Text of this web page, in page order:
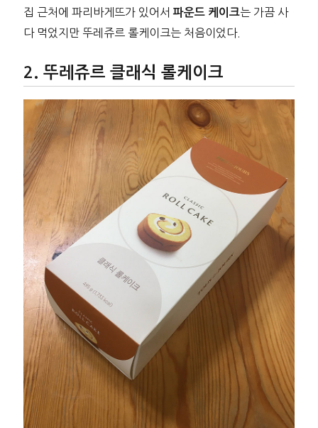
집 근처에 파리바게뜨가 있어서파운드 케이크는 가끔 사
다 먹었지만 뚜레쥬르 롤케이크는 처음이었다.
뚜레쥬르 클래식 롤케이크